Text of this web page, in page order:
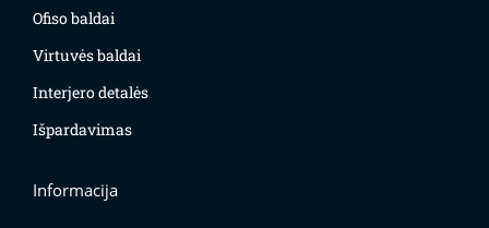
Ofiso baldai
Virtuvės baldai
Interjero detalės
Išpardavimas
Informacija